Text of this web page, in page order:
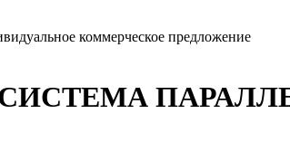
коммерческое предложение